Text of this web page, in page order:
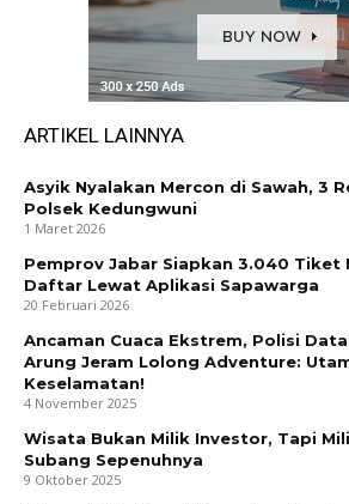
ARTIKEL LAINNYA
Asyik Nyalakan Mercon di Sawah, 3
Polsek Kedungwuni
1 Maret 2026
Pemprov Jabar Siapkan 3.040 Tiket
Daftar Lewat Aplikasi Sapawarga
20 Februari 2026
Ancaman Cuaca Ekstrem, Polisi
Arung Jeram Lolong Adventure:
Keselamatan!
4 November 2025
Wisata Bukan Milik Investor, Tapi
Subang Sepenuhnya
9 Oktober 2025